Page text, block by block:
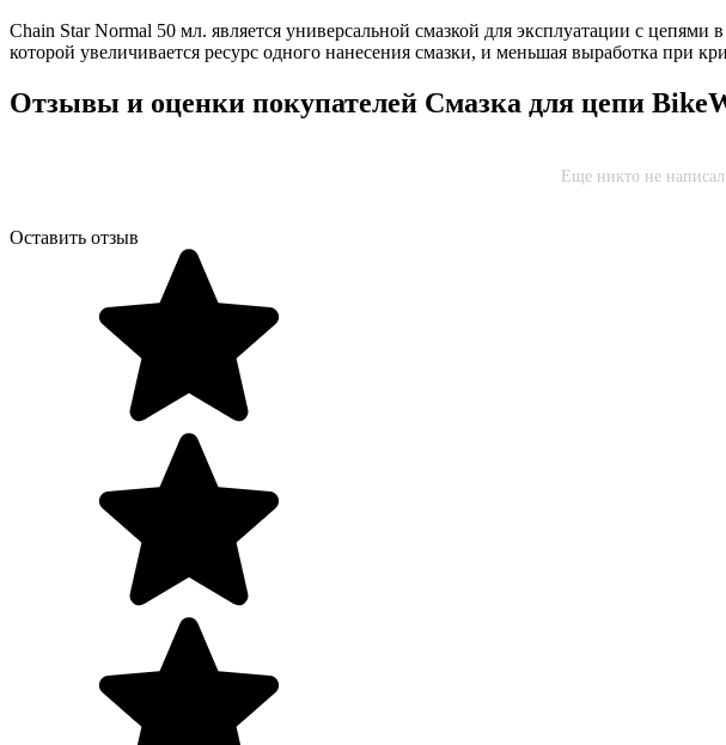
Chain Star Normal 50 мл. является универсальной смазкой для эксплуатации с
которой увеличивается ресурс одного нанесения смазки, и меньшая выработка при
Отзывы и оценки покупателей Смазка для цепи
Еще никто не
Оставить отзыв